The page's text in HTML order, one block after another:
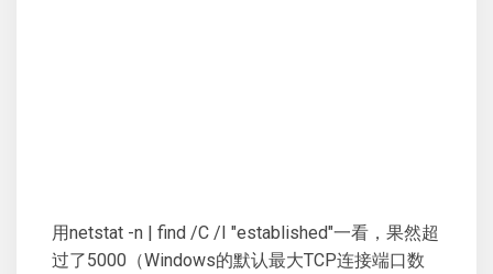
用netstat -n | find /C /I "established"一看，果然超
过了5000（Windows的默认最大TCP连接端口数